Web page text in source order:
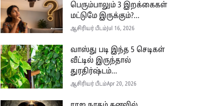
பெரும்பாலும் 3 இறக்கைகள்
மட்டுமே இருக்கும்?...
ஆசிரியர் பீடம் Jul 16, 2026
வாஸ்து படி இந்த 5 செடிகள்
வீட்டில் இருந்தால்
துரதிர்ஷ்டம்...
ஆசிரியர் பீடம்Apr 20, 2026